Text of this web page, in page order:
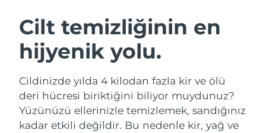
Cilt temizliğinin en
hijyenik yolu.
Cildinizde yılda 4 kilodan fazla kir ve ölü
deri hücresi biriktiğini biliyor muydunuz?
Yüzünüzü ellerinizle temizlemek, sandığınız
kadar etkili değildir. Bu nedenle kir, yağ ve
LUNA™ 4 seti
Anti-aging massage
BEAR™ 2 seti
Microcurrent toning
Avusturya Tahmini teslim tarihi
Bahreyn Tahmini teslim tarihi
Belçika Tahmini teslim tarihi8/11/26
Bermuda Tahmini teslim tarihi8/17/26